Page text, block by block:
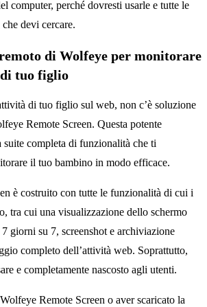
computer, perché dovresti usarle e tutte le
devi cercare.
di Wolfeye per monitorare
tuo figlio
di tuo figlio sul web, non c’è soluzione
Remote Screen. Questa potente
completa di funzionalità che ti
il tuo bambino in modo efficace.
è costruito con tutte le funzionalità di cui i
tra cui una visualizzazione dello schermo
giorni su 7, screenshot e archiviazione
completo dell’attività web. Soprattutto,
e completamente nascosto agli utenti.
Remote Screen o aver scaricato la